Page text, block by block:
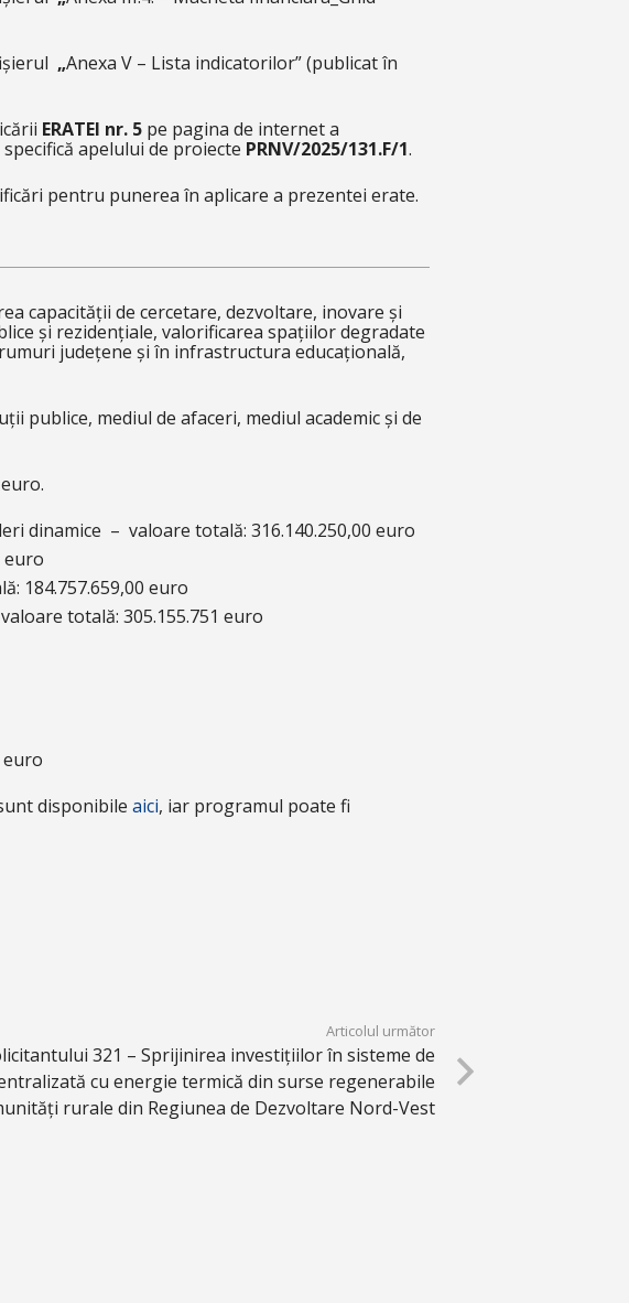
„Anexa V – Lista indicatorilor”(publicat în
ERATEI nr. 5pe pagina de internet a
apelului de proiecte PRNV/2025/131.F/1.
pentru punerea în aplicare a prezentei erate.
capacității de cercetare, dezvoltare, inovare și
și rezidențiale, valorificarea spațiilor degradate
județene și în infrastructura educațională,
publice, mediul de afaceri, mediul academic și de
dinamice – valoare totală: 316.140.250,00 euro
euro
184.757.659,00 euro
totală: 305.155.751 euro
euro
disponibile aici, iar programul poate fi
Articolul următor
321 – Sprijinirea investițiilor în sisteme de
cu energie termică din surse regenerabile
rurale din Regiunea de Dezvoltare Nord-Vest